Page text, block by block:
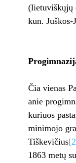
(lietuviškųjų
kun.
Čia vienas
anie
kuriuos
minimojo
Tiškevičius
1863 metų